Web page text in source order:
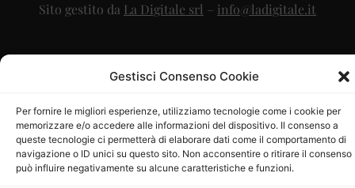
Gestisci Consenso Cookie
Per fornire le migliori esperienze, utilizziamo tecnologie come i cookie per
memorizzare e/o accedere alle informazioni del dispositivo. Il consenso a
queste tecnologie ci permetterà di elaborare dati come il comportamento di
navigazione o ID unici su questo sito. Non acconsentire o ritirare il consenso
può influire negativamente su alcune caratteristiche e funzioni.
Sito gestito da La Digitale srl – info@ladigitale.it